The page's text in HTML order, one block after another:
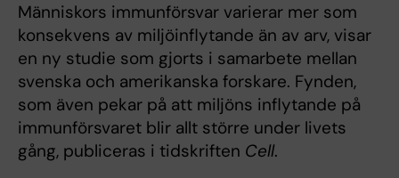
Människors immunförsvar varierar mer som
konsekvens av miljöinflytande än av arv, visar
en ny studie som gjorts i samarbete mellan
svenska och amerikanska forskare. Fynden,
som även pekar på att miljöns inflytande på
immunförsvaret blir allt större under livets
gång, publiceras i tidskriften Cell.